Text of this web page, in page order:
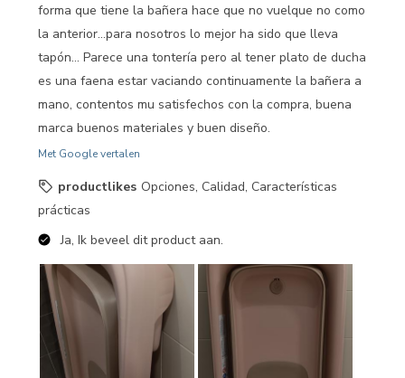
forma que tiene la bañera hace que no vuelque no como
la anterior...para nosotros lo mejor ha sido que lleva
tapón... Parece una tontería pero al tener plato de ducha
es una faena estar vaciando continuamente la bañera a
mano, contentos mu satisfechos con la compra, buena
marca buenos materiales y buen diseño.
Met Google vertalen
productlikes Opciones, Calidad, Características
prácticas
Ja, Ik beveel dit product aan.